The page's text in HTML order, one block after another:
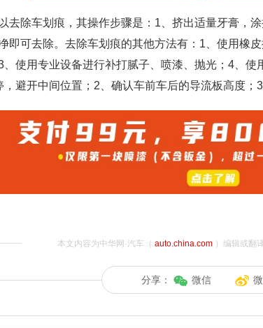
去除车划痕，其操作步骤是：1、挤出适量牙膏，
即可去除。去除车划痕的其他方法有：1、使用橡
使用专业设备进行补打腻子、喷漆、抛光；4、使
，避开中间位置；2、确认车前车后的导流板高度；
本文内容为中华网·汽车（ auto.china.com）编辑或翻
分享： 微信